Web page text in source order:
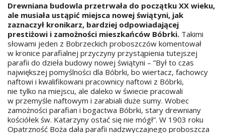
Drewniana budowla przetrwała do początku XX wieku,
ale musiała ustąpić miejsca nowej świątyni, jak
zaznaczył kronikarz, bardziej odpowiadającej
prestiżowi i zamożności mieszkańców Bóbrki. Takimi
słowami jeden z Bobrzeckich proboszczów komentował
w kronice parafialnej przyczyny przystąpienia tutejszej
parafii do dzieła budowy nowej świątyni – ”Był to czas
największej pomyślności dla Bóbrki, bo wiertacz, fachowcy
naftowi i kwalifikowani pracownicy naftowi z Bóbrki,
nie tylko na miejscu, ale daleko w świecie pracowali
w przemyśle naftowym i zarabiali duże sumy. Wobec
zamożności parafian i bogactwa Bóbrki, stary drewniany
kościółek św. Katarzyny ostać się nie mógł”. W 1903 roku
Opatrzność Boża dała parafii nadzwyczajnego proboszcza